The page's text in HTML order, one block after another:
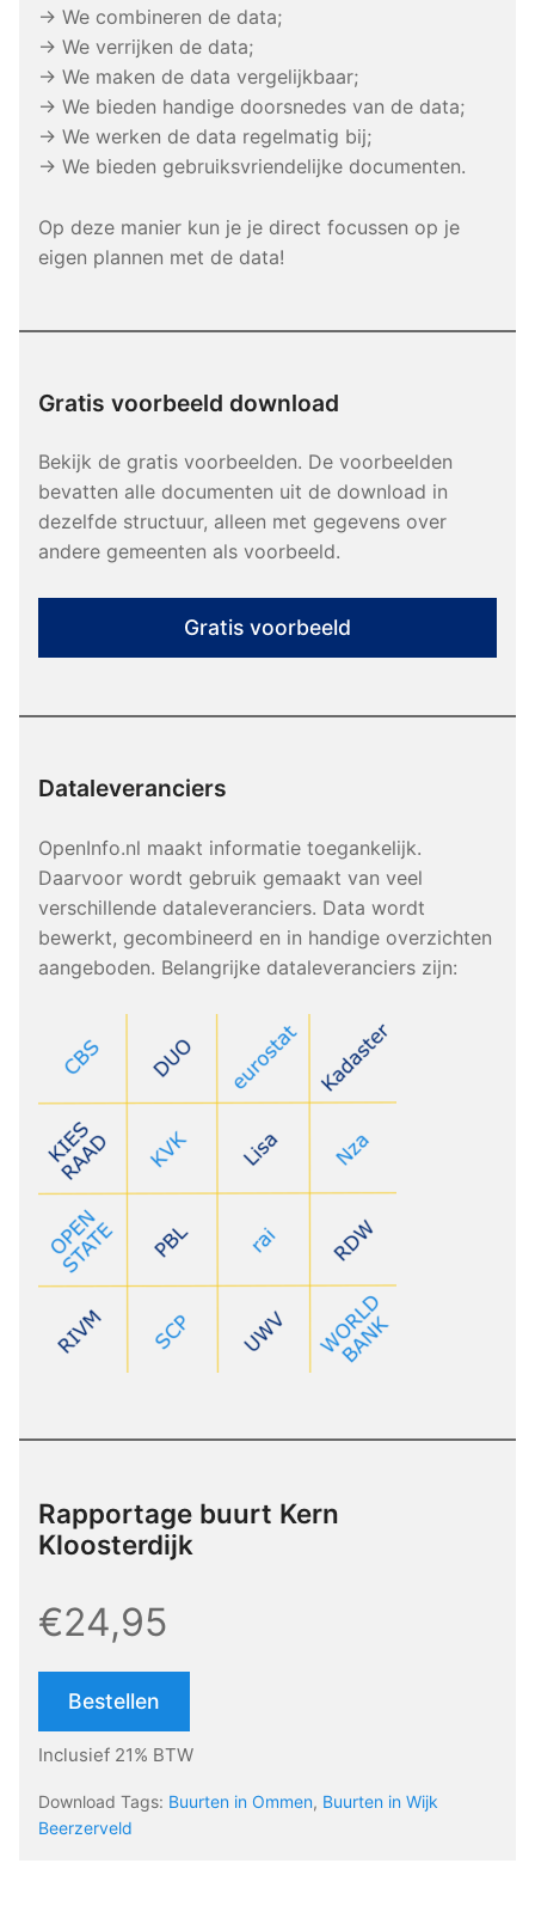
→ We combineren de data;
→ We verrijken de data;
→ We maken de data vergelijkbaar;
→ We bieden handige doorsnedes van de data;
→ We werken de data regelmatig bij;
→ We bieden gebruiksvriendelijke documenten.
Op deze manier kun je je direct focussen op je
eigen plannen met de data!
Gratis voorbeeld download
Bekijk de gratis voorbeelden. De voorbeelden
bevatten alle documenten uit de download in
dezelfde structuur, alleen met gegevens over
andere gemeenten als voorbeeld.
Gratis voorbeeld
Dataleveranciers
OpenInfo.nl maakt informatie toegankelijk.
Daarvoor wordt gebruik gemaakt van veel
verschillende dataleveranciers. Data wordt
bewerkt, gecombineerd en in handige overzichten
aangeboden. Belangrijke dataleveranciers zijn:
Rapportage buurt Kern
Kloosterdijk
€24,95
Bestellen
Inclusief 21% BTW
Download Tags: Buurten in Ommen, Buurten in Wijk
Beerzerveld